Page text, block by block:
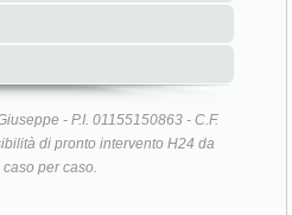
- P.I. 01155150863 - C.F.
di pronto intervento H24 da
per caso.